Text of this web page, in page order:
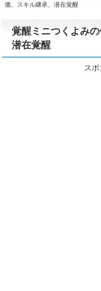
価、スキル継承、潜在覚醒
覚醒ミニつくよみ
潜在覚醒
ス